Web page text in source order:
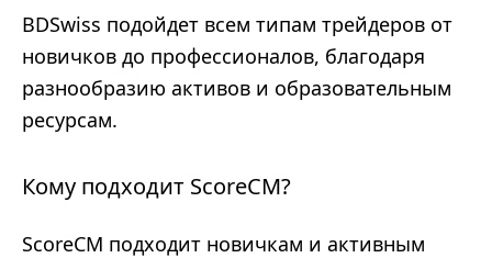
BDSwiss подойдет всем типам трейдеров от
новичков до профессионалов, благодаря
разнообразию активов и образовательным
ресурсам.
Кому подходит ScoreCM?
ScoreCM подходит новичкам и активным